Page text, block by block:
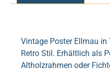
Vintage Poster Ellmau in
Retro Stil. Erhältlich als
Altholzrahmen oder